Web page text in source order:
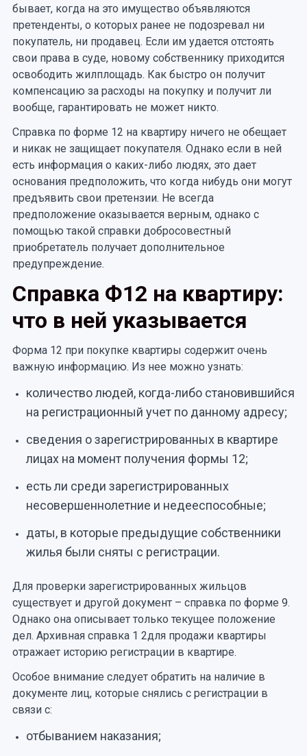
бывает, когда на это имущество объявляются
претенденты, о которых ранее не подозревал ни
покупатель, ни продавец. Если им удается отстоять
свои права в суде, новому собственнику приходится
освободить жилплощадь. Как быстро он получит
компенсацию за расходы на покупку и получит ли
вообще, гарантировать не может никто.
Справка по форме 12 на квартиру ничего не обещает
и никак не защищает покупателя. Однако если в ней
есть информация о каких-либо людях, это дает
основания предположить, что когда нибудь они могут
предъявить свои претензии. Не всегда
предположение оказывается верным, однако с
помощью такой справки добросовестный
приобретатель получает дополнительное
предупреждение.
Справка Ф12 на квартиру:
что в ней указывается
Форма 12 при покупке квартиры содержит очень
важную информацию. Из нее можно узнать:
количество людей, когда-либо становившийся
на регистрационный учет по данному адресу;
сведения о зарегистрированных в квартире
лицах на момент получения формы 12;
есть ли среди зарегистрированных
несовершеннолетние и недееспособные;
даты, в которые предыдущие собственники
жилья были сняты с регистрации.
Для проверки зарегистрированных жильцов
существует и другой документ – справка по форме 9.
Однако она описывает только текущее положение
дел. Архивная справка 1 2для продажи квартиры
отражает историю регистрации в квартире.
Особое внимание следует обратить на наличие в
документе лиц, которые снялись с регистрации в
связи с:
отбыванием наказания;